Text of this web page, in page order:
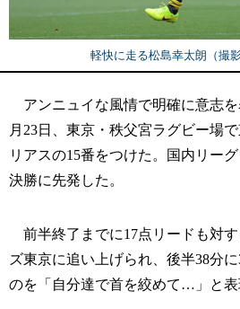
軽快に走る松島幸太朗（撮
アンニュイな風情で明確に意志
月23日、東京・秩父宮ラグビー場
リアスの15番をつけた。国内リー
決勝に先発した。
前半終了までに17点リードも対
ズ東京に追い上げられ、後半38分
のを「自分達で首を絞めて…」と表